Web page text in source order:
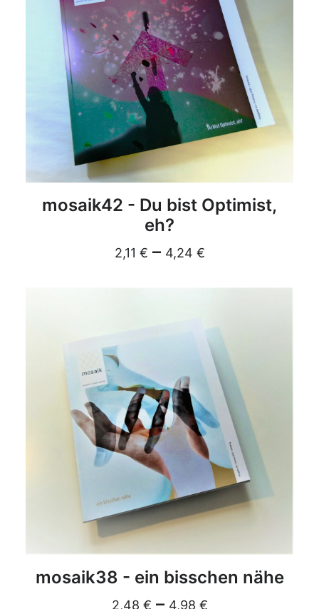
DETAILS
mosaik42 - Du bist Optimist,
eh?
2,11 € – 4,24 €
DETAILS
mosaik38 - ein bisschen nähe
2,48 € – 4,98 €